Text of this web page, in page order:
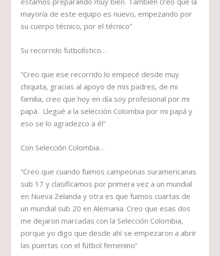
mayoría de este equipo es nuevo, empezando por
su cuerpo técnico, por el técnico”
Su recorrido futbolístico…
“Creo que ese recorrido lo empecé desde muy
chiquita, gracias al apoyo de mis padres, de mi
familia, creo que hoy en día soy profesional por mi
papá. Llegué a la selección Colombia por mi papá y
eso se lo agradezco a él”
Con Selección Colombia…
“Creo que cuando fuimos campeonas suramericanas
sub 17 y clasificamos por primera vez a un mundial
en Nueva Zelanda y otra es que fuimos cuartas de
un mundial sub 20 en Alemania. Creo que esas dos
me dejaron marcadas con la Selección Colombia,
porque yo digo que desde ahí se empezaron a abrir
las puertas con el fútbol femenino”